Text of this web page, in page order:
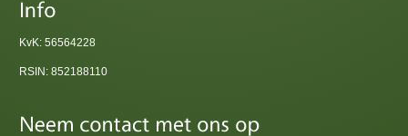
KvK: 56564228
RSIN: 852188110